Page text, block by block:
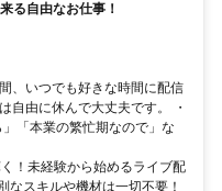
る自由なお仕事！
、いつでも好きな時間に配信
自由に休んで大丈夫です。 ・
「本業の繁忙期なので」な
！未経験から始めるライブ配
なスキルや機材は一切不要！